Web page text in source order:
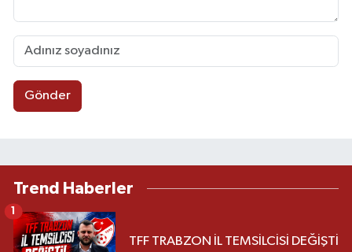
Gönder
Trend Haberler
TFF TRABZON İL TEMSİLCİSİ DEĞİŞTİ
1